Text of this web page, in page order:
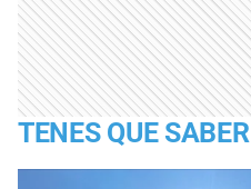
TENES QUE SABER